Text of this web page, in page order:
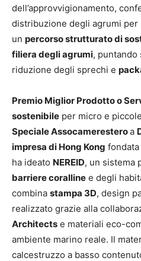
dell’approvvigionamento,
distribuzione degli agrumi per
un percorso strutturato di
filiera degli agrumi, puntando
riduzione degli sprechi e
Premio Miglior Prodotto o
sostenibile per micro e
Speciale Assocameresteroa
impresa di Hong Kong
ha ideato NEREID, un sistema
barriere coralline e degli
combina stampa 3D, design
realizzato grazie alla
Architects e materiali eco-
ambiente marino reale. Il
calcestruzzo a basso